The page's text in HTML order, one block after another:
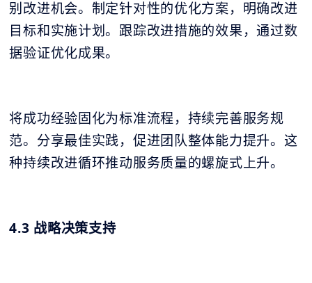
别改进机会。制定针对性的优化方案，明确改进
目标和实施计划。跟踪改进措施的效果，通过数
据验证优化成果。
将成功经验固化为标准流程，持续完善服务规
范。分享最佳实践，促进团队整体能力提升。这
种持续改进循环推动服务质量的螺旋式上升。
4.3 战略决策支持